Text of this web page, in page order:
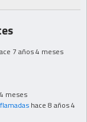
7 años 4 meses
meses
hace 8 años 4